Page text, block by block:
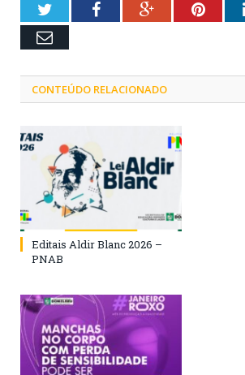
TwitterFacebookGoogle+
Email
CONTEÚDO RELACIONADO
Editais Aldir Blanc 2026 –
PNAB